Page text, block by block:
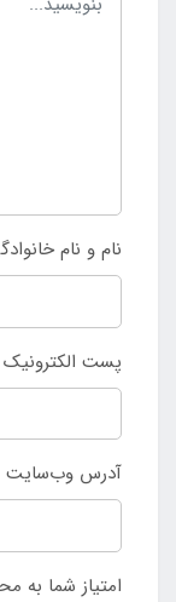
نام و نام
پست الکترونیک
آدرس وب‌سایت
امتیاز شما به